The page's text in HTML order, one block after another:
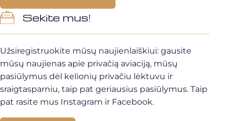
Sekite mus!
Užsiregistruokite mūsų naujienlaiškiui: gausite
mūsų naujienas apie privačią aviaciją, mūsų
pasiūlymus dėl kelionių privačiu lėktuvu ir
sraigtasparniu, taip pat geriausius pasiūlymus. Taip
pat rasite mus Instagram ir Facebook.